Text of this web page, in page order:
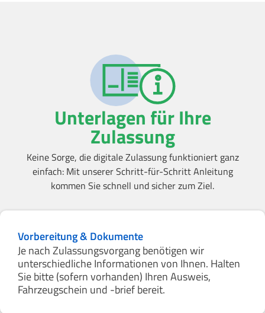
Unterlagen für Ihre
Zulassung
Keine Sorge, die digitale Zulassung funktioniert ganz
einfach: Mit unserer Schritt-für-Schritt Anleitung
kommen Sie schnell und sicher zum Ziel.
Vorbereitung & Dokumente
Je nach Zulassungsvorgang benötigen wir
unterschiedliche Informationen von Ihnen. Halten
Sie bitte (sofern vorhanden) Ihren Ausweis,
Fahrzeugschein und -brief bereit.